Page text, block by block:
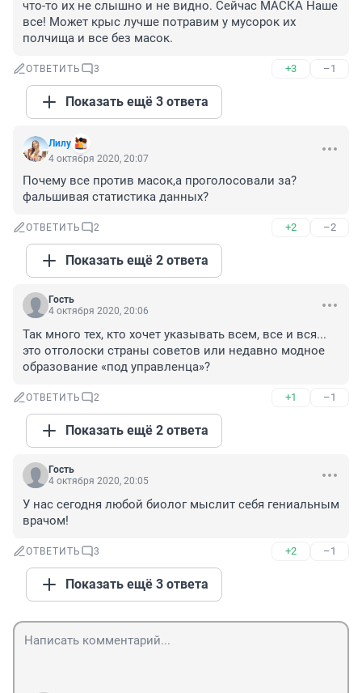
что-то их не слышно и не видно. Сейчас МАСКА Наше
все! Может крыс лучше потравим у мусорок их
полчища и все без масок.
ОТВЕТИТЬ 3 +3 –1
Показать ещё 3 ответа
Лилy
4 октября 2020, 20:07
Почему все против масок,а проголосовали за?
фальшивая статистика данных?
ОТВЕТИТЬ 2 +2 –2
Показать ещё 2 ответа
Гость
4 октября 2020, 20:06
Так много тех, кто хочет указывать всем, все и вся...
это отголоски страны советов или недавно модное
образование «под управленца»?
ОТВЕТИТЬ 2 +1 –1
Показать ещё 2 ответа
Гость
4 октября 2020, 20:05
У нас сегодня любой биолог мыслит себя гениальным
врачом!
ОТВЕТИТЬ 3 +2 –1
Показать ещё 3 ответа